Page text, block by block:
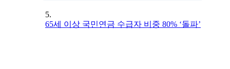
5.
65세 이상 국민연금 수급자 비중 80% ‘돌파’